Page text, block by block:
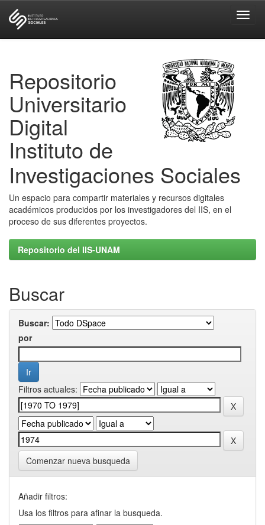
Repositorio
Universitario
Digital
Instituto de
Investigaciones Sociales
Un espacio para compartir materiales y recursos digitales
académicos producidos por los investigadores del IIS, en el
proceso de sus diferentes proyectos.
Repositorio del IIS-UNAM
Buscar
Buscar:
por
Filtros actuales:
Comenzar nueva busqueda
Añadir filtros:
Usa los filtros para afinar la busqueda.